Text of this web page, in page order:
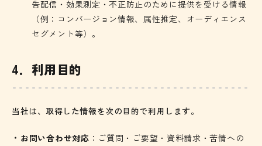
告配信・効果測定・不正防止のために提供を受ける情報
（例：コンバージョン情報、属性推定、オーディエンス
セグメント等）。
4．利用目的
当社は、取得した情報を次の目的で利用します。
お問い合わせ対応 ：ご質問・ご要望・資料請求・苦情への